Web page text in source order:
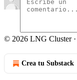
© 2026 LNG Cluster·
Crea tu Substack